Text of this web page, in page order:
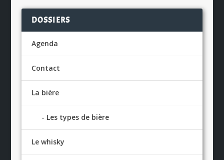
DOSSIERS
Agenda
Contact
La bière
Les types de bière
Le whisky